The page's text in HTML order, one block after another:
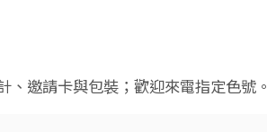
邀請卡與包裝；歡迎來電指定色號。